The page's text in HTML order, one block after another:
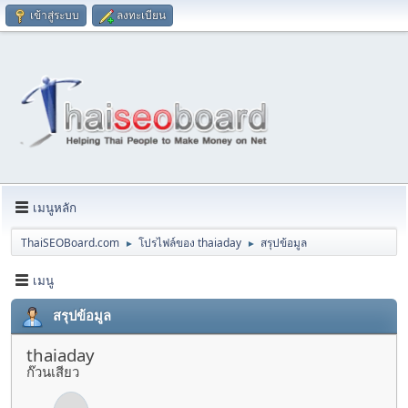
เข้าสู่ระบบ ลงทะเบียน
เมนูหลัก
ThaiSEOBoard.com ► โปรไฟล์ของ thaiaday ► สรุปข้อมูล
เมนู
สรุปข้อมูล
thaiaday
ก๊วนเสียว